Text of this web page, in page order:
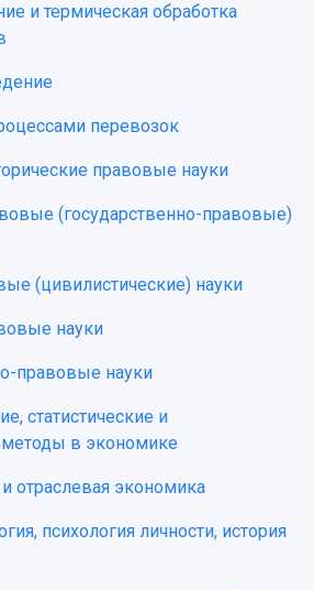
и термическая обработка
перевозок
правовые науки
(государственно-правовые)
(цивилистические) науки
науки
правовые науки
статистические и
в экономике
отраслевая экономика
психология личности, история